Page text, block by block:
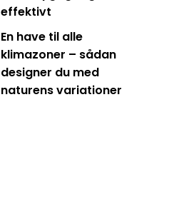
effektivt
En have til alle
klimazoner – sådan
designer du med
naturens variationer